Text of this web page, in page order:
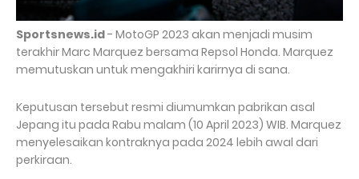
Sportsnews.id- MotoGP 2023 akan menjadi musim
terakhir Marc Marquez bersama Repsol Honda. Marquez
memutuskan untuk mengakhiri karirnya di sana.
Keputusan tersebut resmi diumumkan pabrikan asal
Jepang itu pada Rabu malam (10 April 2023) WIB. Marquez
menyelesaikan kontraknya pada 2024 lebih awal dari
perkiraan.